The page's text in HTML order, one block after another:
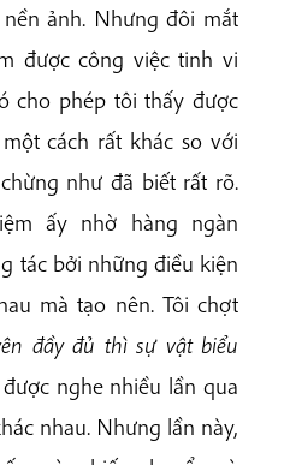
ảnh. Nhưng đôi mắt
được công việc tinh vi
cho phép tôi thấy được
cách rất khác so với
như đã biết rất rõ.
ấy nhờ hàng ngàn
tác bởi những điều kiện
mà tạo nên. Tôi chợt
đầy đủ thì sự vật biểu
nghe nhiều lần qua
nhau. Nhưng lần này,